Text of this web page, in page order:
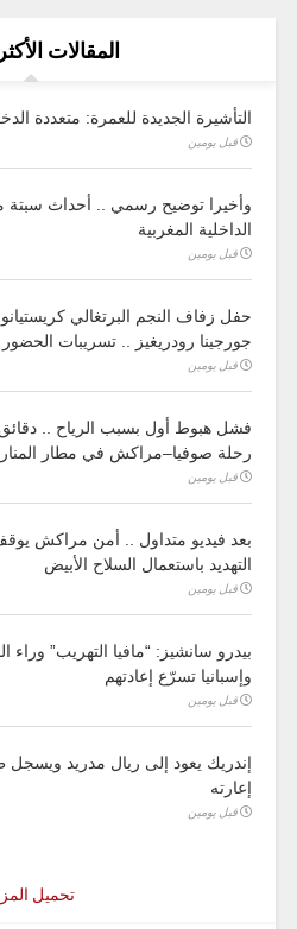
المقالات
التأشيرة الجديدة للعمرة: متعددة
قبل يومين
وأخيرا توضيح رسمي .. أحداث سبتة
الداخلية المغربية
قبل يومين
حفل زفاف النجم البرتغالي
جورجينا رودريغيز .. تسريبات الحضور
قبل يومين
فشل هبوط أول بسبب الرياح ..
رحلة صوفيا–مراكش في مطار
قبل يومين
بعد فيديو متداول .. أمن مراكش
التهديد باستعمال السلاح الأبيض
قبل يومين
بيدرو سانشيز: “مافيا التهريب” وراء
وإسبانيا تسرّع إعادتهم
قبل يومين
إندريك يعود إلى ريال مدريد ويسجل
إعارته
قبل يومين
تحميل